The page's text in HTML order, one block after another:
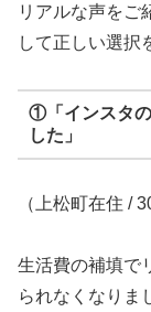
リアルな声をご
して正しい選択
①「インスタ
した」
（上松町在住 /
生活費の補填で
られなくなりま